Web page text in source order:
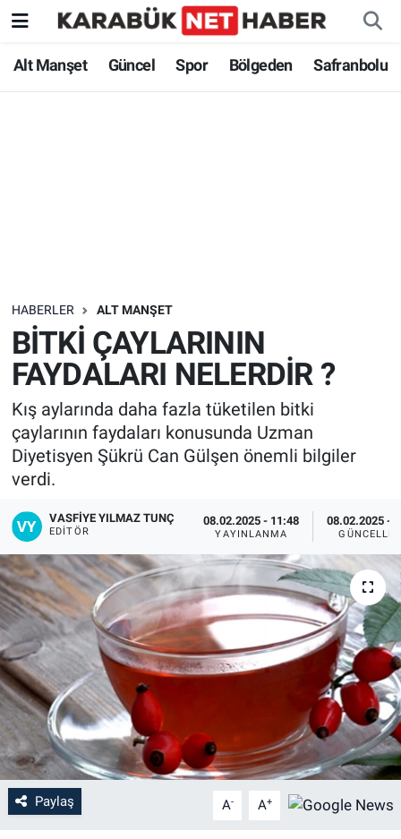
Alt Manşet Güncel Spor Bölgeden Safranbolu
HABERLER ALT MANŞET
BİTKİ ÇAYLARININ
FAYDALARI NELERDİR ?
Kış aylarında daha fazla tüketilen bitki
çaylarının faydaları konusunda Uzman
Diyetisyen Şükrü Can Gülşen önemli bilgiler
verdi.
VASFIYE YILMAZ TUNÇ
EDITÖR
08.02.2025 - 11:48
YAYINLANMA
08.02.2025 -
Paylaş A- A+